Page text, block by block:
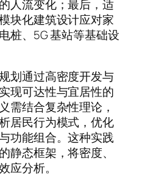
人流变化；最后，适
块化建筑设计应对家
桩、5G 基站等基础设
划通过高密度开发与
现可达性与宜居性的
需结合复杂性理论，
居民行为模式，优化
功能组合。这种实践
静态框架，将密度、
应分析。